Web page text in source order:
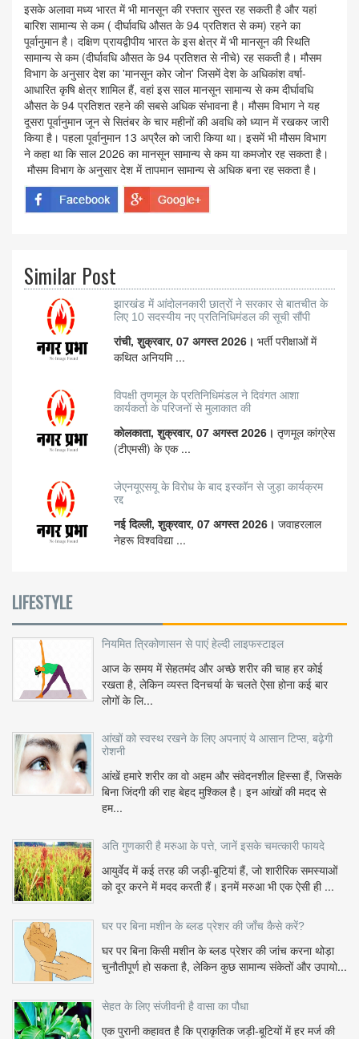
इसके अलावा मध्य भारत में भी मानसून की रफ्तार सुस्त रह सकती है और यहां
बारिश सामान्य से कम ( दीर्घावधि औसत के 94 प्रतिशत से कम) रहने का
पूर्वानुमान है। दक्षिण प्रायद्वीपीय भारत के इस क्षेत्र में भी मानसून की स्थिति
सामान्य से कम (दीर्घावधि औसत के 94 प्रतिशत से नीचे) रह सकती है। मौसम
विभाग के अनुसार देश का 'मानसून कोर जोन' जिसमें देश के अधिकांश वर्षा-
आधारित कृषि क्षेत्र शामिल हैं, वहां इस साल मानसून सामान्य से कम दीर्घावधि
औसत के 94 प्रतिशत रहने की सबसे अधिक संभावना है। मौसम विभाग ने यह
दूसरा पूर्वानुमान जून से सितंबर के चार महीनों की अवधि को ध्यान में रखकर जारी
किया है। पहला पूर्वानुमान 13 अप्रैल को जारी किया था। इसमें भी मौसम विभाग
ने कहा था कि साल 2026 का मानसून सामान्य से कम या कमजोर रह सकता है।
मौसम विभाग के अनुसार देश में तापमान सामान्य से अधिक बना रह सकता है।
Similar Post
झारखंड में आंदोलनकारी छात्रों ने सरकार से बातचीत के
लिए 10 सदस्यीय नए प्रतिनिधिमंडल की सूची सौंपी
रांची, शुक्रवार, 07 अगस्त 2026। भर्ती परीक्षाओं में
कथित अनियमि ...
विपक्षी तृणमूल के प्रतिनिधिमंडल ने दिवंगत आशा
कार्यकर्ता के परिजनों से मुलाकात की
कोलकाता, शुक्रवार, 07 अगस्त 2026। तृणमूल कांग्रेस
(टीएमसी) के एक ...
जेएनयूएसयू के विरोध के बाद इस्कॉन से जुड़ा कार्यक्रम
रद्द
नई दिल्ली, शुक्रवार, 07 अगस्त 2026। जवाहरलाल
नेहरू विश्वविद्या ...
LIFESTYLE
नियमित त्रिकोणासन से पाएं हेल्दी लाइफस्टाइल
आज के समय में सेहतमंद और अच्छे शरीर की चाह हर कोई
रखता है, लेकिन व्यस्त दिनचर्या के चलते ऐसा होना कई बार
लोगों के लि...
आंखों को स्वस्थ रखने के लिए अपनाएं ये आसान टिप्स, बढ़ेगी
रोशनी
आंखें हमारे शरीर का वो अहम और संवेदनशील हिस्सा हैं, जिसके
बिना जिंदगी की राह बेहद मुश्किल है। इन आंखों की मदद से
हम...
अति गुणकारी है मरुआ के पत्ते, जानें इसके चमत्कारी फायदे
आयुर्वेद में कई तरह की जड़ी-बूटियां हैं, जो शारीरिक समस्याओं
को दूर करने में मदद करती हैं। इनमें मरुआ भी एक ऐसी ही ...
घर पर बिना मशीन के ब्लड प्रेशर की जाँच कैसे करें?
घर पर बिना किसी मशीन के ब्लड प्रेशर की जांच करना थोड़ा
चुनौतीपूर्ण हो सकता है, लेकिन कुछ सामान्य संकेतों और उपायो...
सेहत के लिए संजीवनी है वासा का पौधा
एक पुरानी कहावत है कि प्राकृतिक जड़ी-बूटियों में हर मर्ज की